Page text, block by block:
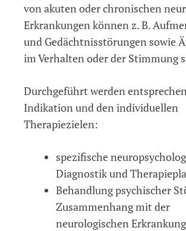
von akuten oder chronischen
Erkrankungen können z. B.
und Gedächtnisstörungen sowie
im Verhalten oder der Stimmung
Durchgeführt werden
Indikation und den individuellen
Therapiezielen:
spezifische
Diagnostik und
Behandlung psychischer
Zusammenhang mit der
neurologischen Erkrankung